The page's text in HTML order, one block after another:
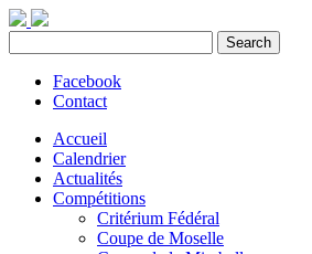
Facebook
Contact
Accueil
Calendrier
Actualités
Compétitions
Critérium Fédéral
Coupe de Moselle